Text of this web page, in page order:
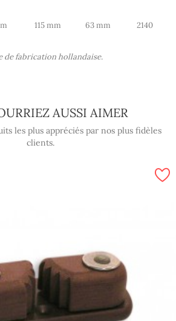
115 mm 63 mm 2140
de fabrication hollandaise.
AUSSI AIMER
les plus appréciés par nos plus fidèles
clients.